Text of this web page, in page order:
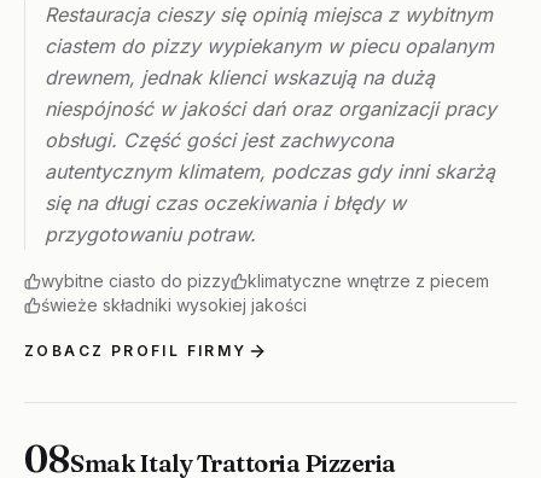
Restauracja cieszy się opinią miejsca z wybitnym
ciastem do pizzy wypiekanym w piecu opalanym
drewnem, jednak klienci wskazują na dużą
niespójność w jakości dań oraz organizacji pracy
obsługi. Część gości jest zachwycona
autentycznym klimatem, podczas gdy inni skarżą
się na długi czas oczekiwania i błędy w
przygotowaniu potraw.
wybitne ciasto do pizzy
klimatyczne wnętrze z piecem
świeże składniki wysokiej jakości
ZOBACZ PROFIL FIRMY
08Smak Italy Trattoria Pizzeria